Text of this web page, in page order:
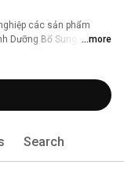
các sản phẩm
Dưỡng Bổ Sung, Xử Lý
...more
Search